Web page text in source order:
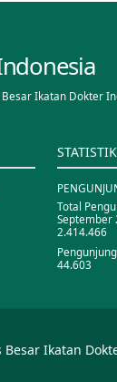
Ikatan Dokter
Total
September
2.414.466
44.603
Ikatan